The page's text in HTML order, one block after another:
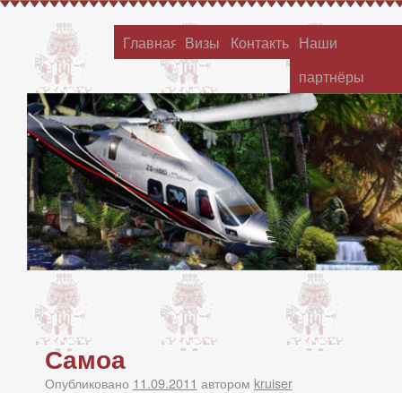
Главная Визы Контакты Наши
партнёры
Самоа
Опубликовано 11.09.2011 автором kruiser